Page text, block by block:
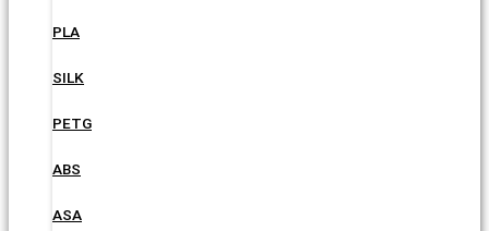
PLA
SILK
PETG
ABS
ASA